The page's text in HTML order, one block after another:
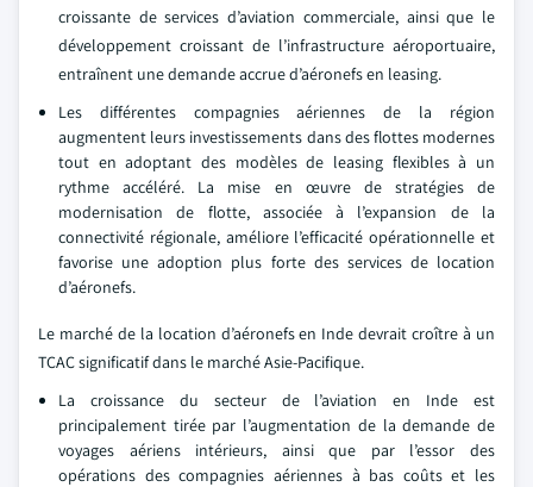
croissante de services d’aviation commerciale, ainsi que le
développement croissant de l’infrastructure aéroportuaire,
entraînent une demande accrue d’aéronefs en leasing.
Les différentes compagnies aériennes de la région
augmentent leurs investissements dans des flottes modernes
tout en adoptant des modèles de leasing flexibles à un
rythme accéléré. La mise en œuvre de stratégies de
modernisation de flotte, associée à l’expansion de la
connectivité régionale, améliore l’efficacité opérationnelle et
favorise une adoption plus forte des services de location
d’aéronefs.
Le marché de la location d’aéronefs en Inde devrait croître à un
TCAC significatif dans le marché Asie-Pacifique.
La croissance du secteur de l’aviation en Inde est
principalement tirée par l’augmentation de la demande de
voyages aériens intérieurs, ainsi que par l’essor des
opérations des compagnies aériennes à bas coûts et les